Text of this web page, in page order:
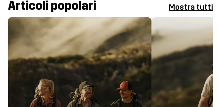
Articoli popolari Mostra tutti